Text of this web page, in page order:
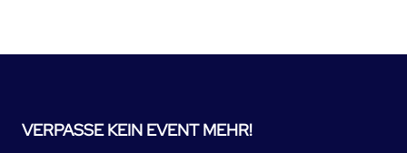
VERPASSE KEIN EVENT MEHR!